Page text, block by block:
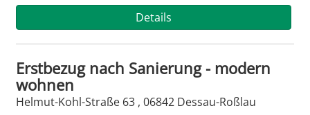
Details
Erstbezug nach Sanierung - modern
wohnen
Helmut-Kohl-Straße 63 , 06842 Dessau-Roßlau